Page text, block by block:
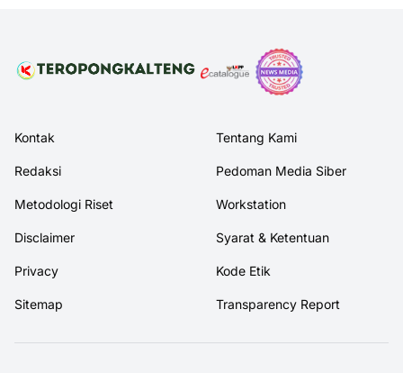
Kontak Tentang Kami
Redaksi Pedoman Media Siber
Metodologi Riset Workstation
Disclaimer Syarat & Ketentuan
Privacy Kode Etik
Sitemap Transparency Report